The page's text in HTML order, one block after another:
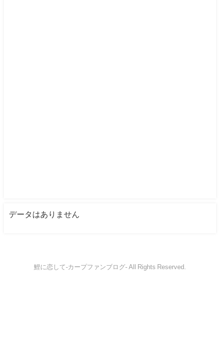
データはありません
鯉に恋して-カープファンブログ- All Rights Reserved.